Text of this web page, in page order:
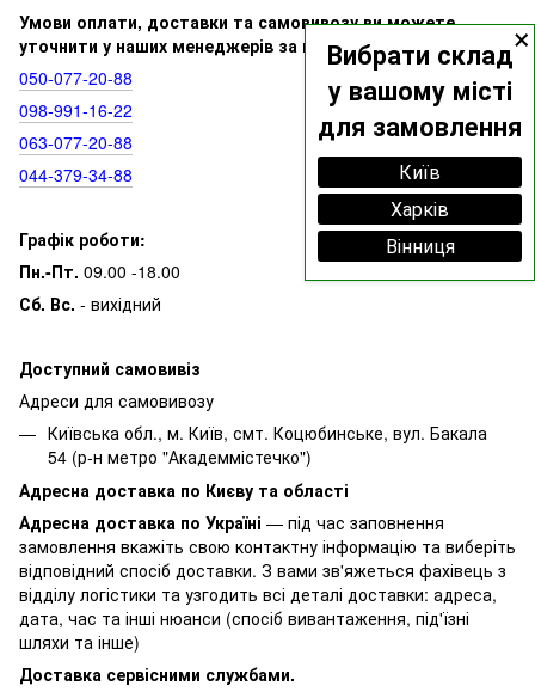
×
Вибрати склад
у вашому місті
для замовлення
Київ
Харків
Вінниця
Умови оплати, доставки та самовивозу ви можете
уточнити у наших менеджерів за номерами:
050‑077‑20‑88
098‑991‑16‑22
063‑077‑20‑88
044‑379‑34‑88
Графік роботи:
Пн.-Пт. 09.00 -18.00
Сб. Вс. - вихідний
Доступний самовивіз
Адреси для самовивозу
Київська обл., м. Київ, смт. Коцюбинське, вул. Бакала
54 (р-н метро "Академмістечко")
Адресна доставка по Києву та області
Адресна доставка по Україні — під час заповнення
замовлення вкажіть свою контактну інформацію та виберіть
відповідний спосіб доставки. З вами зв'яжеться фахівець з
відділу логістики та узгодить всі деталі доставки: адреса,
дата, час та інші нюанси (спосіб вивантаження, під'їзні
шляхи та інше)
Доставка сервісними службами.